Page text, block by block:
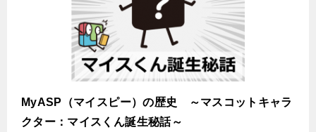
MyASP（マイスピー）の歴史 ～マスコットキャラ
クター：マイスくん誕生秘話～